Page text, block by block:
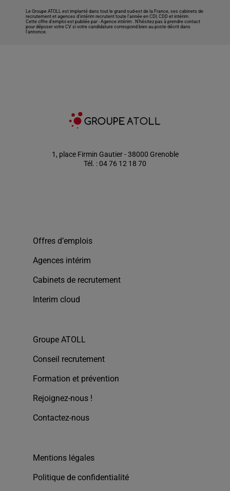
Le Groupe ATOLL est implanté dans tout le grand sud-est de la France, ses cabinets de
recrutement et agences d’intérim recrutent toute l’année en CDI, CDD et intérim.
Cette offre d’emploi est publiée par -Agence intérim . N’hésitez pas à prendre contact
pour déposer votre CV si votre candidature correspond bien au poste décrit dans
l'annonce.
1, place Firmin Gautier - 38000 Grenoble
Tél. : 04 76 12 18 70
Offres d’emplois
Agences intérim
Cabinets de recrutement
Interim cloud
Groupe ATOLL
Conseil recrutement
Formation et prévention
Rejoignez-nous !
Contactez-nous
Mentions légales
Politique de confidentialité